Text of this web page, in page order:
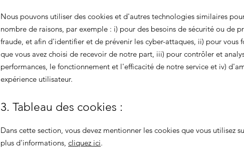
Nous pouvons utiliser des cookies et d'autres technologies similaires
nombre de raisons, par exemple : i) pour des besoins de sécurité ou de
fraude, et afin d'identifier et de prévenir les cyber-attaques, ii) pour vous
que vous avez choisi de recevoir de notre part, iii) pour contrôler et
performances, le fonctionnement et l'efficacité de notre service et iv)
expérience utilisateur.
3. Tableau des cookies :
Dans cette section, vous devez mentionner les cookies que vous utilisez
plus d'informations, cliquez ici.